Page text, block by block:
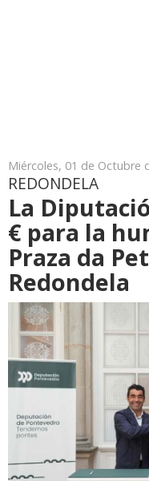
Miércoles, 01 de Octubre
REDONDELA
La
€ para la
Praza da
Redondela